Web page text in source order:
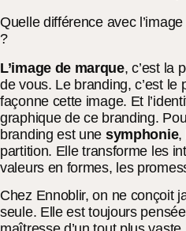
Quelle différence avec
?
L’image de marque, c’est la
de vous. Le branding, c’est le
façonne cette image. Et
graphique de ce branding.
branding est une symphonie,
partition. Elle transforme les
valeurs en formes, les
Chez Ennoblir, on ne conçoit
seule. Elle est toujours